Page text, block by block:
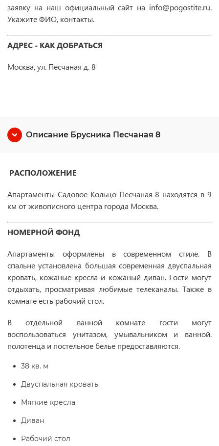
заявку на наш официальный сайт на info@pogostite.ru.
Укажите ФИО, контакты.
АДРЕС - КАК ДОБРАТЬСЯ
Москва, ул. Песчаная д. 8
Описание Брусника Песчаная 8
РАСПОЛОЖЕНИЕ
Апартаменты Садовое Кольцо Песчаная 8 находятся в 9
км от живописного центра города Москва.
НОМЕРНОЙ ФОНД
Апартаменты оформлены в современном стиле. В
спальне установлена большая современная двуспальная
кровать, кожаные кресла и кожаный диван. Гости могут
отдыхать, просматривая любимые телеканалы. Также в
комнате есть рабочий стол.
В отдельной ванной комнате гости могут
воспользоваться унитазом, умывальником и ванной.
полотенца и постельное белье предоставляются.
38 кв. м
Двуспальная кровать
Мягкие кресла
Диван
Рабочий стол